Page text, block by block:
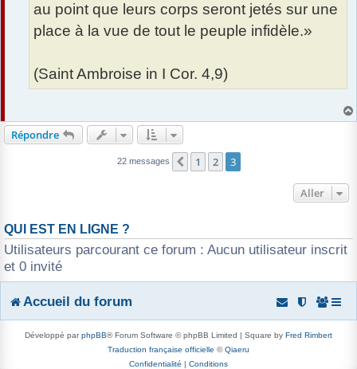
au point que leurs corps seront jetés sur une
place à la vue de tout le peuple infidèle.»
(Saint Ambroise in I Cor. 4,9)
Répondre
22 messages Précédent
1 2 3
Aller
QUI EST EN LIGNE ?
Utilisateurs parcourant ce forum : Aucun utilisateur inscrit
et 0 invité
Accueil du forum
Développé parphpBB® Forum Software © phpBB Limited | Square by Fred Rimbert
Traduction française officielle ©Qiaeru
Confidentialité | Conditions